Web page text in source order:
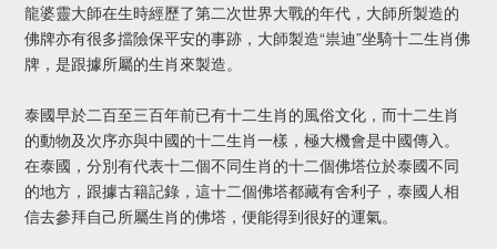
龍婆靈大師在生時經歷了第二次世界大戰的年代，大師所製造的
佛牌亦有很多擋險保平安的事跡，大師製造“祟迪”坐騎十二生肖佛
牌，是跟據所屬的生肖來製造。
泰國早於二百至三百年前已有十二生肖的風俗文化，而十二生肖
的動物及次序亦與中國的十二生肖一樣，極大機會是中國傳入。
在泰國，分別有代表十二個不同生肖的十二個佛塔位於泰國不同
的地方，跟據古籍記錄，這十二個佛塔都藏有舍利子，泰國人相
信去參拜自己所屬生肖的佛塔，便能得到很好的運氣。